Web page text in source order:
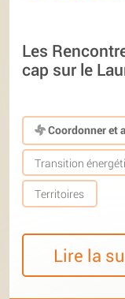
Les
cap sur le
Coordonner et
Transition
Territoires
Lire la